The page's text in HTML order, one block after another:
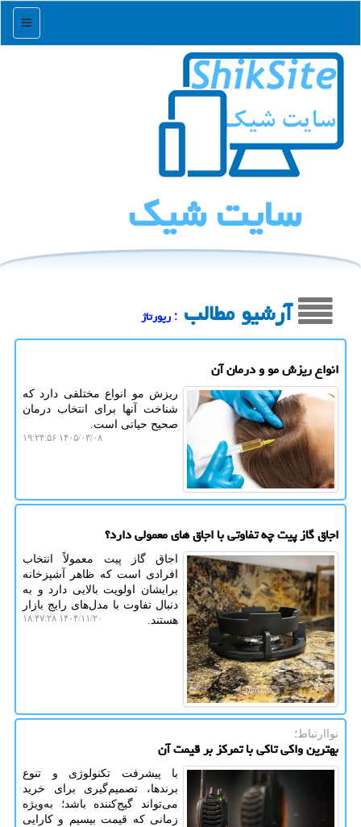
منو
سایت شیك
آرشیو مطالب : رپورتاژ
انواع ریزش مو و درمان آن
ریزش مو انواع مختلفی دارد که
شناخت آنها برای انتخاب درمان
صحیح حیاتی است.
۱۴۰۵/۰۳/۰۸ ۱۹:۲۴:۵۶
اجاق گاز پیت چه تفاوتی با اجاق های معمولی دارد؟
اجاق گاز پیت معمولاً انتخاب
افرادی است که ظاهر آشپزخانه
برایشان اولویت بالایی دارد و به
دنبال تفاوت با مدل‌های رایج بازار
هستند.
۱۴۰۴/۱۱/۲۰ ۱۸:۴۷:۲۸
نواارتباط؛
بهترین واکی تاکی با تمرکز بر قیمت آن
با پیشرفت تکنولوژی و تنوع
برندها، تصمیم‌گیری برای خرید
می‌تواند گیج‌کننده باشد؛ به‌ویژه
زمانی که قیمت بیسیم و کارایی